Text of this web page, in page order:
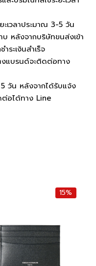
เวลาประมาณ 3-5 วัน
บ หลังจากบริษัทขนส่งเข้า
ระเงินสำเร็จ
งแบรนด์จะติดต่อทาง
วัน หลังจากได้รับแจ้ง
อได้ทาง Line
15%